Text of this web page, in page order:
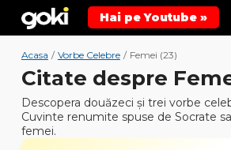
Hai pe Youtube »
Acasa / Vorbe Celebre / Femei (23)
Citate despre
Descopera douăzeci şi trei vorbe
Cuvinte renumite spuse de Socrate
femei.